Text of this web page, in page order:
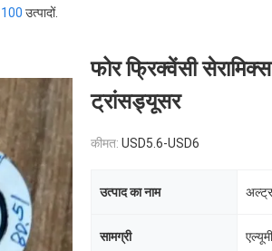
100 उत्पादों.
फोर फ्रिक्वेंसी
ट्रांसड्यूसर
कीमत: USD5.6-USD6
उत्पाद का नाम
सामग्री